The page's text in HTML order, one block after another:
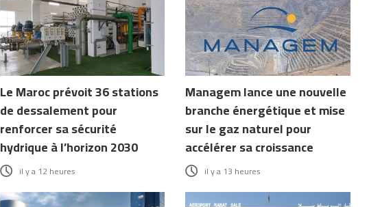
Le Maroc prévoit 36 stations
de dessalement pour
renforcer sa sécurité
hydrique à l’horizon 2030
il y a 12 heures
Managem lance une nouvelle
branche énergétique et mise
sur le gaz naturel pour
accélérer sa croissance
il y a 13 heures